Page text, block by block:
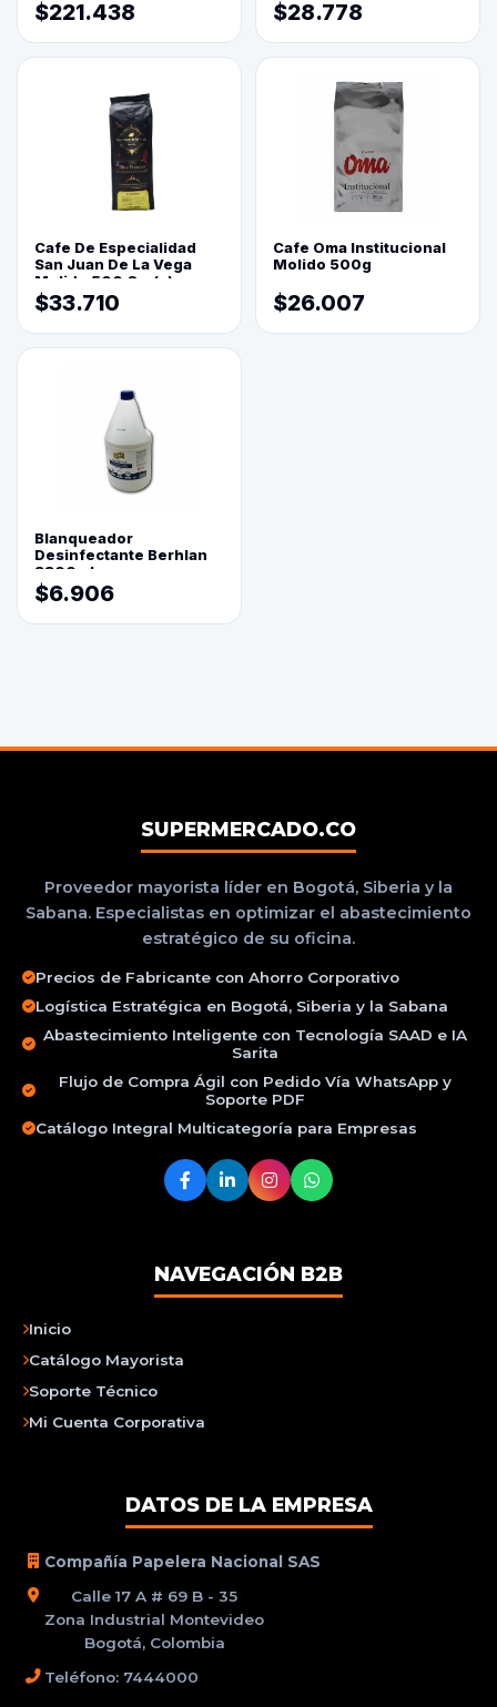
$221.438 $28.778
Cafe De Especialidad
San Juan De La Vega
Molido 500 Grs(=)
$33.710
Cafe Oma Institucional
Molido 500g
$26.007
Blanqueador
Desinfectante Berhlan
3800ml
$6.906
SUPERMERCADO.CO
Proveedor mayorista líder en Bogotá, Siberia y la
Sabana. Especialistas en optimizar el abastecimiento
estratégico de su oficina.
Precios de Fabricante con Ahorro Corporativo
Logística Estratégica en Bogotá, Siberia y la Sabana
Abastecimiento Inteligente con Tecnología SAAD e IA
Sarita
Flujo de Compra Ágil con Pedido Vía WhatsApp y
Soporte PDF
Catálogo Integral Multicategoría para Empresas
NAVEGACIÓN B2B
Inicio
Catálogo Mayorista
Soporte Técnico
Mi Cuenta Corporativa
DATOS DE LA EMPRESA
Compañía Papelera Nacional SAS
Calle 17 A # 69 B - 35
Zona Industrial Montevideo
Bogotá, Colombia
Teléfono: 7444000